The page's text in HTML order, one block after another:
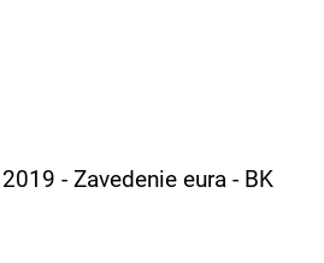
- Zavedenie eura - BK